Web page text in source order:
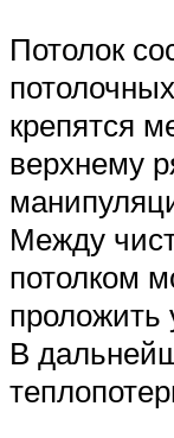
Потолок
крепятся
верхнему
Между
потолком
проложить
В